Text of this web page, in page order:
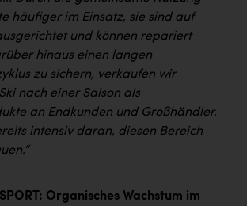
häufiger im Einsatz, sie sind auf
und können repariert
hinaus einen langen
zu sichern, verkaufen wir
nach einer Saison als
an Endkunden und Großhändler.
intensiv daran, diesen Bereich
Organisches Wachstum im